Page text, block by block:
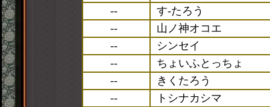
--
す-たろう
--
山ノ神オコエ
--
シンセイ
--
ちょいふとっちょ
--
きくたろう
--
トシナカシマ